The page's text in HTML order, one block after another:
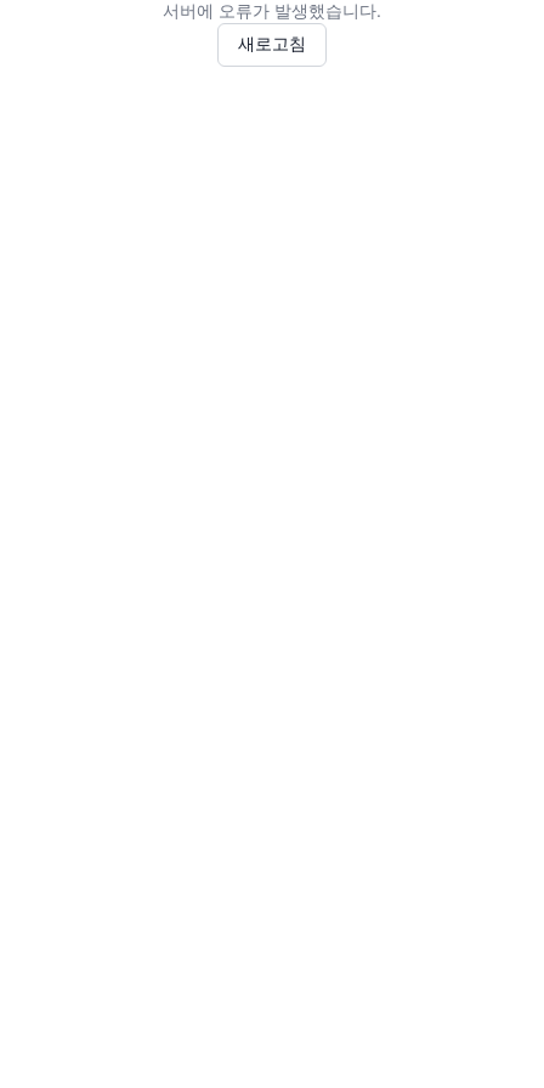
서버에 오류가 발생했습니다.
새로고침